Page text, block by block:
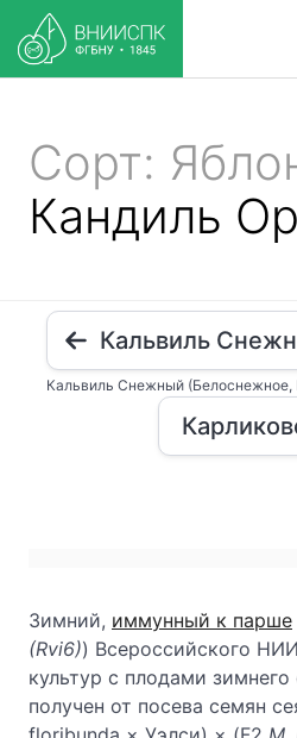
Сорт:
Кандиль
Кальвиль
Кальвиль Снежный
Зимний, иммунный к парше
(Rvi6)) Всероссийского
культур с плодами
получен от посева семян